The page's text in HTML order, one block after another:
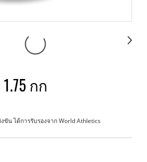
กก
ขัน ได้การรับรองจาก World Athletics